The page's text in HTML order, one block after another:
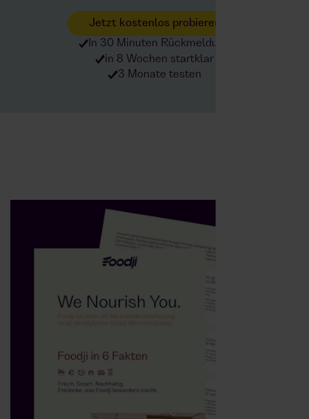
Jetzt kostenlos probieren
In 30 Minuten Rückmeldung
in 8 Wochen startklar
3 Monate testen